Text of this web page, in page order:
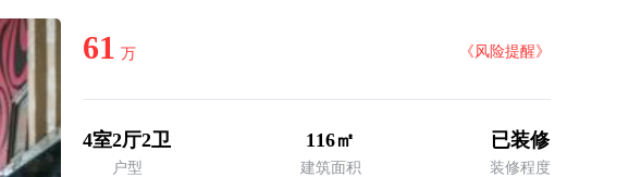
61 万 《风险提醒》
4室2厅2卫
户型
116㎡
建筑面积
已装修
装修程度